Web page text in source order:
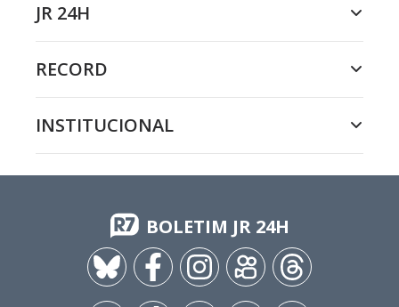
JR 24H
RECORD
INSTITUCIONAL
BOLETIM JR 24H